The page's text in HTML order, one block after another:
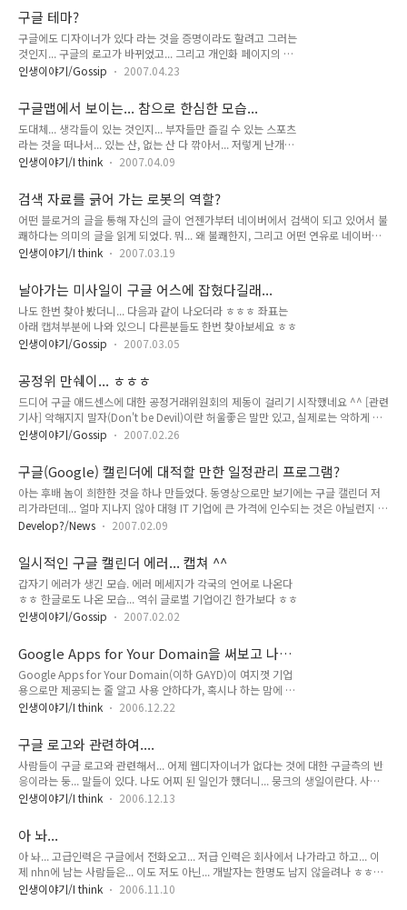
이쪽 계통에 몸담아 온 것도 아니고, 인터넷의 미래를 내다볼 혜안을 가진 것도 아니
지만... 나름대로 느낀 점은 있다. 그런 점을 한번 정리해 볼까 한다.1. 인터넷 사용자
의 주 부류가 누구인지 고려한다.뭐 대단한 것은 아니다. 기획을 전문적으로 하는 사
람들 처럼, 시장분석하고, 연령, 성별 분석해서 어떤 식으로 기획을 하고, 사업을 계획
할 것인지를 말 하는 것이 아니..
구글 테마?
구글에도 디자이너가 있다 라는 것을 증명이라도 할려고 그러는
것인지... 구글의 로고가 바뀌었고... 그리고 개인화 페이지의 테
마도 바뀌었다. 구글 역시 하얀 화면에 구글 로고만 딱 있는 모양
자신들도 디자이너가 있다는 것을 나타낼려는 것인지... 아니
면... 이제서야 디자인에 신경 쓸 여력이 생겼다는 것인지... 모르
겠지만... 일단 느끼는 것은... 디자인이 참 American 스럽다는
것이다... 한국 사람의 입장에서 보자면, 그리 잘한 디자인은 아
닌 것 같지만... 그래도 왠지... 구글스럽고, 아메리칸틱한... 그런
지... 오늘이 무슨 날이진 한번 찾아봐야 겠다. 덧. 위..
인생이야기/Gossip 2007.04.23
구글맵에서 보이는... 참으로 한심한 모습...
도대체... 생각들이 있는 것인지... 부자들만 즐길 수 있는 스포츠
라는 것을 떠나서... 있는 산, 없는 산 다 깎아서... 저렇게 난개발
을 해 대는 꼴이라니... 조그만 땅 떵어리에... -.-;; 한국은 망해가
줄만 알았는데... 골프장이군... 한국에 저렇게 많은 골프장이 있
었던 것인가? -.-;; 개발중인 골프장은 더 많다. 호황이긴 한가보
다. 저렇게 많은 골프장을 만들고 있으니 -.-;;
인생이야기/I think 2007.04.09
검색 자료를 긁어 가는 로봇의 역할?
어떤 블로거의 글을 통해 자신의 글이 언젠가부터 네이버에서 검색이 되고 있어서 불
쾌하다는 의미의 글을 읽게 되었다. 뭐... 왜 불쾌한지, 그리고 어떤 연유로 네이버에
대한 반감을 가지게 되었는지 자초지정을 알 수 없기에, 다 이해할 수는 없지만... 이
하자면... 올블로그에만 글을 제공했고, 네이버에는 글을 제공한적 없는데, 올블로그
와 네이버가 짝짝궁 해서 갑자기 네이버에서 올블로그 글들이 검색되게 되었고, 그래
서 네이버 리퍼러가 늘어났다 이다. 그리고, 왜 네이버에 글을 주지 않았는데, 네이버
에서 내 글이 검색되느냐? 이다. 하지만, 내가 알기로는 검색 로봇이 어떠한 컨텐츠를
읽어가고 데이터베이스 화 시키는 데 있어..
인생이야기/I think 2007.03.19
날아가는 미사일이 구글 어스에 잡혔다길래...
나도 한번 찾아 봤더니... 다음과 같이 나오더라 ㅎㅎㅎ 좌표는
아래 캡쳐부분에 나와 있으니 다른분들도 한번 찾아보세요 ㅎㅎ
인생이야기/Gossip
2007.03.05
공정위 만쉐이... ㅎㅎㅎ
드디어 구글 애드센스에 대한 공정거래위원회의 제동이 걸리기 시작했네요 ^^ [관련
기사] 악해지지 말자(Don't be Devil)이란 허울좋은 말만 있고, 실제로는 악하게 행
하던 구글 애드센스... 억울한 맘만 가지고서 아무 행동도 취할 수 없었는데... 드디어
알겠지만, 그래도 지금처럼 일방적인 계약 해지는 없어지겠죠 ^^ 계속 지켜봐야 하
겠습니다. ^^
인생이야기/Gossip 2007.02.26
구글(Google) 캘린더에 대적할 만한 일정관리 프로그램?
아는 후배 놈이 희한한 것을 하나 만들었다. 동영상으로만 보기에는 구글 캘린더 저
리가라던데... 얼마 지나지 않아 대형 IT 기업에 큰 가격에 인수되는 것은 아닐런지 ㅎ
ㅎㅎ 그래서 살짝 나도 끼어 달라고 말은 해 놨다 ㅎㅎ [데모동영상 보기]
Develop?/News 2007.02.09
일시적인 구글 캘린더 에러... 캡쳐 ^^
갑자기 에러가 생긴 모습. 에러 메세지가 각국의 언어로 나온다
ㅎㅎ 한글로도 나온 모습... 역쉬 글로벌 기업이긴 한가보다 ㅎㅎ
인생이야기/Gossip
2007.02.02
Google Apps for Your Domain을 써보고 나
서...
Google Apps for Your Domain(이하 GAYD)이 여지껏 기업
용으로만 제공되는 줄 알고 사용 안하다가, 혹시나 하는 맘에 써
보니, 도메인만 가지고 있으면 개인에게도 제공이 되더라... 일단
용할 수 있는 것들로는 일단 자신의 도메인으로 된 이메일과 채
팅, 그리고 일정을 공유할 수 있는 캘린더, 그리고 특정 도메인을
파킹하거나 할 경우 쓸 수 있는 도메인 웹페이지가 있다. 하나씩
들어가 봤다. 도메인 소유자 화면이다. 해당 도메인이 실제 신청
한 유저의 것인가를 확인하고자 함인 듯 하다. 자신의 특정 페이
소유임을 증명할 수 있다는 논리에서 만든 페이지 같다. DNS..
인생이야기/I think 2006.12.22
구글 로고와 관련하여....
사람들이 구글 로고와 관련해서... 어제 웹디자이너가 없다는 것에 대한 구글측의 반
응이라는 둥... 말들이 있다. 나도 어찌 된 일인가 했더니... 뭉크의 생일이란다. 사실
특정일에 구글의 로고가 바뀌는 문제는 어제 오늘만의 일은 아니다. 관련된 구글 로
인생이야기/I think 2006.12.13
아 놔...
아 놔... 고급인력은 구글에서 전화오고... 저급 인력은 회사에서 나가라고 하고... 이
제 nhn에 남는 사람들은... 이도 저도 아닌... 개발자는 한명도 남지 않을려나 ㅎㅎ
[기사]
인생이야기/I think 2006.11.10